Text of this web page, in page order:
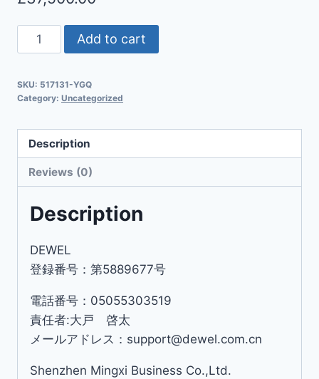
Add to cart
SKU: 517131-YGQ
Category: Uncategorized
Description
Reviews (0)
Description
DEWEL
登録番号：第5889677号
電話番号：05055303519
責任者:大戸 啓太
メールアドレス：support@dewel.com.cn
Shenzhen Mingxi Business Co.,Ltd.